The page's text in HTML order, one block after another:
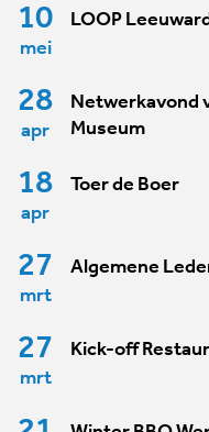
10
mei
LOOP
28
apr
Netwerkavond
Museum
18
apr
Toer de Boer
27
mrt
Algemene
27
mrt
Kick-off